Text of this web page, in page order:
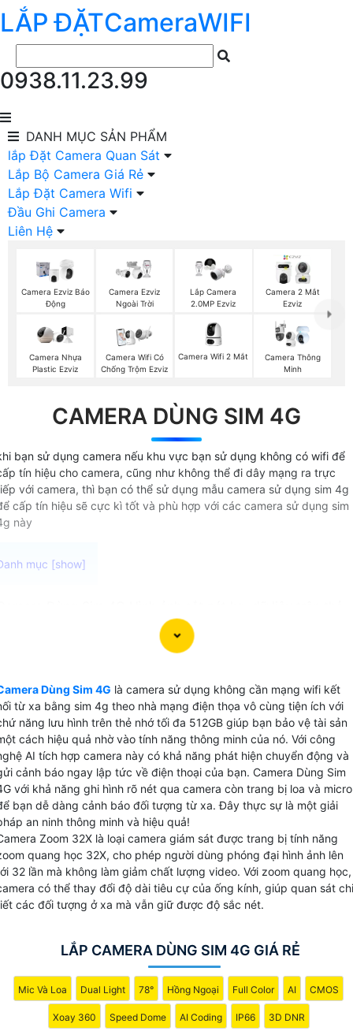
LẮP ĐẶTCameraWIFI
0938.11.23.99
DANH MỤC SẢN PHẨM
lắp Đặt Camera Quan Sát
Lắp Bộ Camera Giá Rẻ
Lắp Đặt Camera Wifi
Đầu Ghi Camera
Liên Hệ
Camera Ezviz Báo
Động
Camera Ezviz
Ngoài Trời
Lắp Camera
2.0MP Ezviz
Camera 2 Mắt
Ezviz
Camera Nhựa
Plastic Ezviz
Camera Wifi Có
Chống Trộm Ezviz
Camera Wifi 2 Mắt
Camera Thông
Minh
CAMERA DÙNG SIM 4G
bạn sử dụng camera nếu khu vực bạn sử dụng không có wifi để
tín hiệu cho camera, cũng như không thể đi dây mạng ra trực
với camera, thì bạn có thể sử dụng mẫu camera sử dụng sim 4g
cấp tín hiệu sẽ cực kì tốt và phù hợp với các camera sử dụng sim
này
tối đa 512GB là một camera giám sát từ xa tiện
việc giám sát an ninh. Với chuẩn nén video
qua mạng 4G và dung lượng lưu trữ dữ liệu.
dùng sim cũng được trang bị chức năng báo động
trộm, giúp cảnh báo kịp thời khi có sự xâm nhập
hoạt động đáng ngờ xảy ra. khả năng quay video
đêm camera dùng sim 4G sẽ giúp bạn theo dõi mọi
động xung quanh ngày đêm một cách rõ ràng và chi
khả năng lưu trữ hình ảnh chất lượng cao trên thẻ nhớ
đến 512GB, Camera Dùng Sim 4G này đáng để bạn xem
và sử dụng để bảo vệ tài sản cho những khu vực không
mạng internet.
Dùng Sim 4G là camera sử dụng không cần mạng wifi kết
từ xa bằng sim 4g theo nhà mạng điện thọa vô cùng tiện ích với
năng lưu hình trên thẻ nhớ tối đa 512GB giúp bạn bảo vệ tài sản
cách hiệu quả nhờ vào tính năng thông minh của nó. Với công
AI tích hợp camera này có khả năng phát hiện chuyển động và
cảnh báo ngay lập tức về điện thoại của bạn. Camera Dùng Sim
với khả năng ghi hình rõ nét qua camera còn trang bị loa và micro
bạn dễ dàng cảnh báo đối tượng từ xa. Đây thực sự là một giải
an ninh thông minh và hiệu quả!
Zoom 32X là loại camera giám sát được trang bị tính năng
quang học 32X, cho phép người dùng phóng đại hình ảnh lên
32 lần mà không làm giảm chất lượng video. Với zoom quang học,
có thể thay đổi độ dài tiêu cự của ống kính, giúp quan sát chi
các đối tượng ở xa mà vẫn giữ được độ sắc nét.
LẮP CAMERA DÙNG SIM 4G GIÁ RẺ
Mic Và Loa Dual Light 78° Hồng Ngoại Full Color AI CMOS
Xoay 360 Speed Dome AI Coding IP66 3D DNR